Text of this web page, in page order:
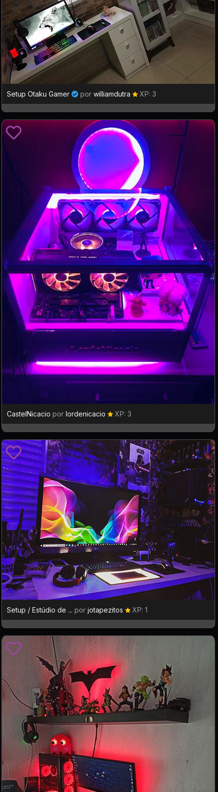
Setup Otaku Gamer por williamdutra XP: 3
CastelNicacio por lordenicacio XP: 3
Setup / Estúdio de ... por jotapezitos XP: 1